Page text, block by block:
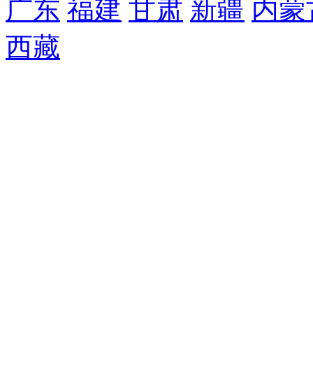
广东 福建 甘肃 新疆 内蒙
西藏